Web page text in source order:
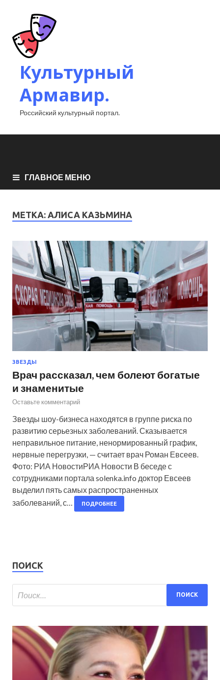
Культурный
Армавир.
Российский культурный портал.
ГЛАВНОЕ МЕНЮ
МЕТКА: АЛИСА КАЗЬМИНА
ЗВЕЗДЫ
Врач рассказал, чем болеют богатые
и знаменитые
Оставьте комментарий
Звезды шоу-бизнеса находятся в группе риска по
развитию серьезных заболеваний. Сказывается
неправильное питание, ненормированный график,
нервные перегрузки, — считает врач Роман Евсеев.
Фото: РИА НовостиРИА Новости В беседе с
сотрудниками портала solenka.info доктор Евсеев
выделил пять самых распространенных
заболеваний, с…
ПОДРОБНЕЕ
ПОИСК